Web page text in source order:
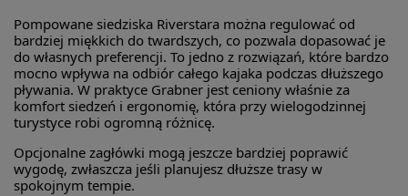
Pompowane siedziska Riverstara można regulować od
bardziej miękkich do twardszych, co pozwala dopasować je
do własnych preferencji. To jedno z rozwiązań, które bardzo
mocno wpływa na odbiór całego kajaka podczas dłuższego
pływania. W praktyce Grabner jest ceniony właśnie za
komfort siedzeń i ergonomię, która przy wielogodzinnej
turystyce robi ogromną różnicę.
Opcjonalne zagłówki mogą jeszcze bardziej poprawić
wygodę, zwłaszcza jeśli planujesz dłuższe trasy w
spokojnym tempie.